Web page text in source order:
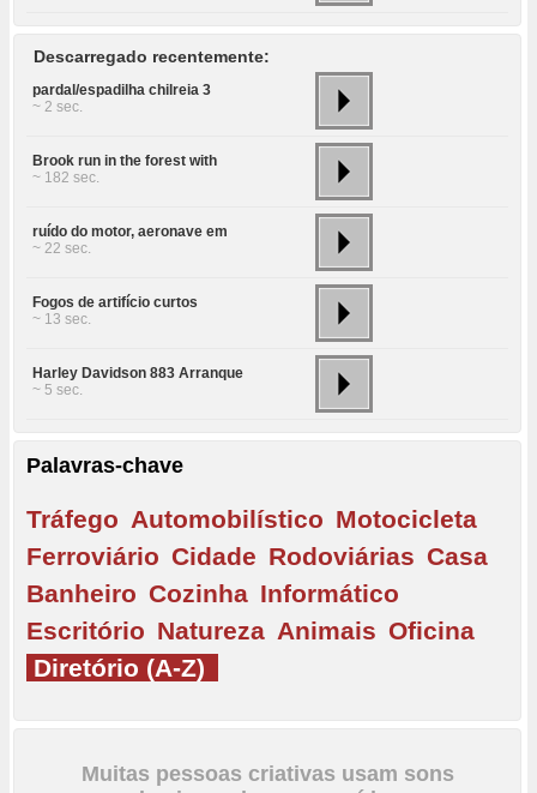
Descarregado recentemente:
pardal/espadilha chilreia 3
~ 2 sec.
Brook run in the forest with
~ 182 sec.
ruído do motor, aeronave em
~ 22 sec.
Fogos de artifício curtos
~ 13 sec.
Harley Davidson 883 Arranque
~ 5 sec.
Palavras-chave
Tráfego Automobilístico Motocicleta
Ferroviário Cidade Rodoviárias Casa
Banheiro Cozinha Informático
Escritório Natureza Animais Oficina
Diretório (A-Z)
Muitas pessoas criativas usam sons